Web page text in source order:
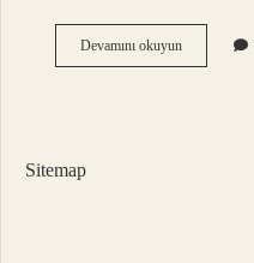
Devamını okuyun2
Euro
Sitemap